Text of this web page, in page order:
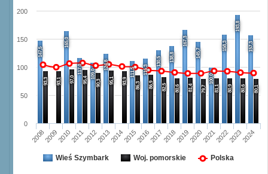
147,5
165,0
117,0 109,0
124,8
111,5 116,3
130,5 138,8
167,3
145,7
100,0
158,3
193,8
157,3
93,3 93,1 97,0 95,4 90,3 95,1 93,9 86,3 86,9 82,5 80,6 81,4 79,7 81,1 80,9 80,6 80,1
20082009201020112012201320142015201620172018201920202021202220232024
0
50
100
150
200
Wieś Szymbark Woj. pomorskie Polska